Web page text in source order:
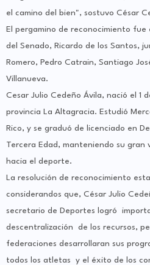
el camino del bien", sostuvo César
El pergamino de reconocimiento
del Senado, Ricardo de los Santos,
Romero, Pedro Catrain, Santiago
Villanueva.
Cesar Julio Cedeño Ávila, nació el 1
provincia La Altagracia. Estudió
Rico, y se graduó de licenciado en
Tercera Edad, manteniendo su gran
hacia el deporte.
La resolución de reconocimiento
considerandos que, César Julio
secretario de Deportes logró
descentralización de los recursos,
federaciones desarrollaran sus
todos los atletas y el éxito de los